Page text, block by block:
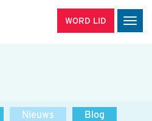
WORD LID
Nieuws
Blog